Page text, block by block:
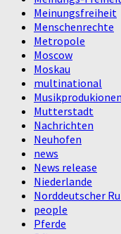
Meinungsfreiheit
Menschenrechte
Metropole
Moscow
Moskau
multinational
Musikprodukionen
Mutterstadt
Nachrichten
Neuhofen
news
News release
Niederlande
Norddeutscher
people
Pferde